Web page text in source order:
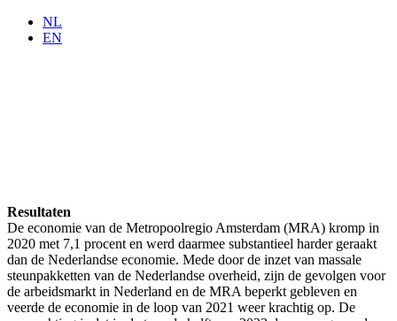
NL
EN
Resultaten
De economie van de Metropoolregio Amsterdam (MRA) kromp in
2020 met 7,1 procent en werd daarmee substantieel harder geraakt
dan de Nederlandse economie. Mede door de inzet van massale
steunpakketten van de Nederlandse overheid, zijn de gevolgen voor
de arbeidsmarkt in Nederland en de MRA beperkt gebleven en
veerde de economie in de loop van 2021 weer krachtig op. De